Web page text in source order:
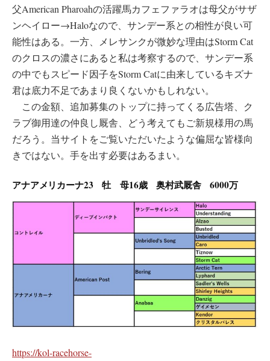
父American Pharoahの活躍馬カフェファラオは母父がサザ
ンヘイロー→Haloなので、サンデー系との相性が良い可
能性はある。一方、メレサンクが微妙な理由はStorm Cat
のクロスの濃さにあると私は考察するので、サンデー系
の中でもスピード因子をStorm Catに由来しているキズナ
君は底力不足であまり良くないかもしれない。
この金額、追加募集のトップに持ってくる広告塔、ク
ラブ御用達の仲良し厩舎、どう考えてもご新規様用の馬
だろう。当サイトをご覧いただいたような偏屈な皆様向
きではない。手を出す必要はあるまい。
アナアメリカーナ23 牡 母16歳 奥村武厩舎 6000万
https://kol-racehorse-